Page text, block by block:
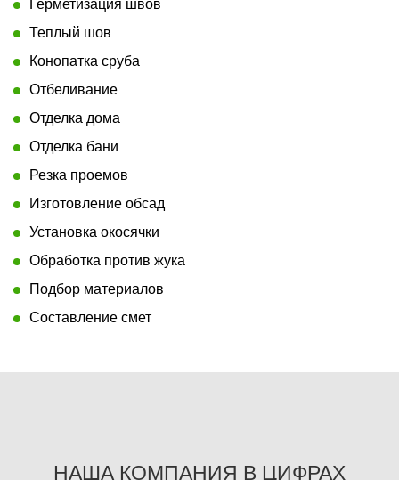
Герметизация швов
Теплый шов
Конопатка сруба
Отбеливание
Отделка дома
Отделка бани
Резка проемов
Изготовление обсад
Установка окосячки
Обработка против жука
Подбор материалов
Составление смет
НАША КОМПАНИЯ В ЦИФРАХ